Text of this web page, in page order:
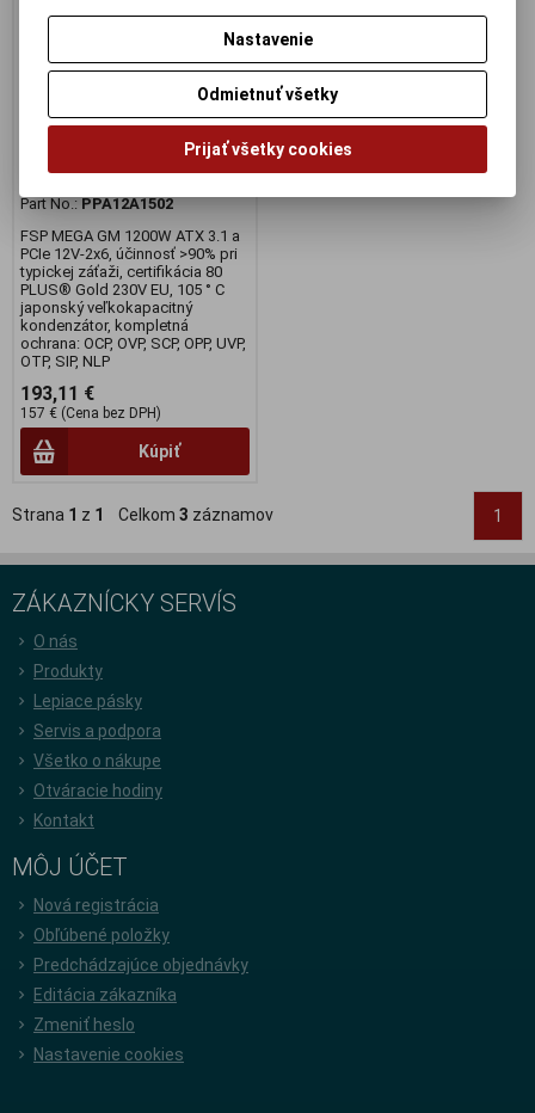
ventilátor 13,5 cm Fortron
MEGA 1200W , 80Plus Gold,
modulárny
Part No.:PPA12A1502
FSP MEGA GM 1200W ATX 3.1 a
PCIe 12V-2x6, účinnosť >90% pri
typickej záťaži, certifikácia 80
PLUS® Gold 230V EU, 105 ° C
japonský veľkokapacitný
kondenzátor, kompletná
ochrana: OCP, OVP, SCP, OPP, UVP,
OTP, SIP, NLP
193,11 €
157 € (Cena bez DPH)
Kúpiť
Strana 1 z 1 Celkom 3 záznamov 1
ZÁKAZNÍCKY SERVÍS
O nás
Produkty
Lepiace pásky
Servis a podpora
Všetko o nákupe
Otváracie hodiny
Kontakt
MÔJ ÚČET
Nová registrácia
Obľúbené položky
Predchádzajúce objednávky
Editácia zákazníka
Zmeniť heslo
Nastavenie cookies
Nastavenie
Odmietnuť všetky
Prijať všetky cookies